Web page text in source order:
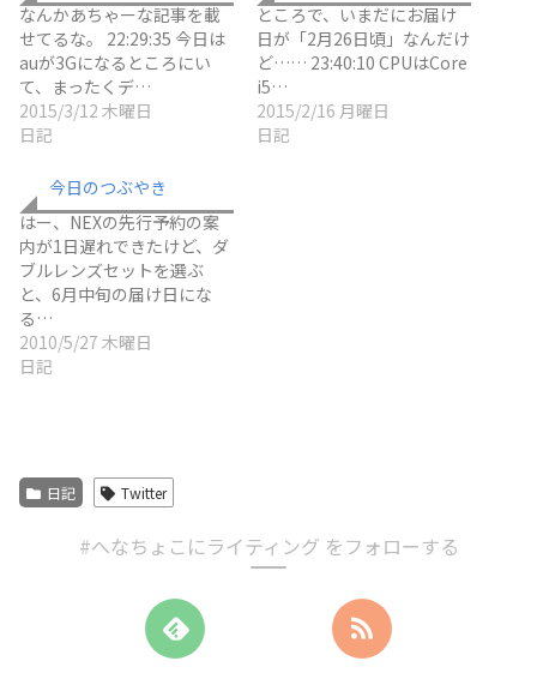
なんかあちゃーな記事を載
せてるな。 22:29:35 今日は
auが3Gになるところにい
て、まったくデ…
2015/3/12 木曜日
日記
ところで、いまだにお届け
日が「2月26日頃」なんだけ
ど…… 23:40:10 CPUはCore
i5…
2015/2/16 月曜日
日記
今日のつぶやき
はー、NEXの先行予約の案
内が1日遅れできたけど、ダ
ブルレンズセットを選ぶ
と、6月中旬の届け日にな
る…
2010/5/27 木曜日
日記
日記 Twitter
#へなちょこにライティング をフォローする